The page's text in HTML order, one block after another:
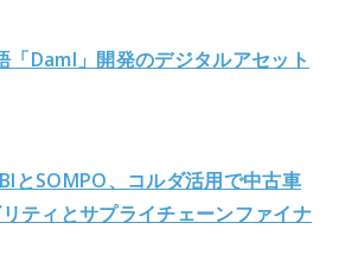
「Daml」開発のデジタルアセット
とSOMPO、コルダ活用で中古車
ティとサプライチェーンファイナ